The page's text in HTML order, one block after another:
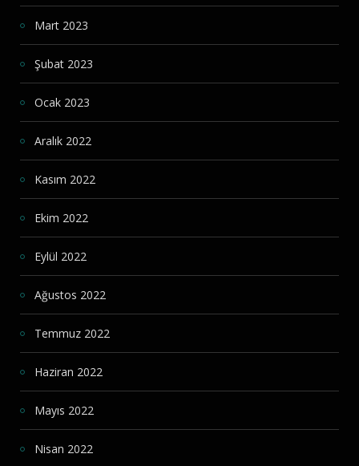
Mart 2023
Şubat 2023
Ocak 2023
Aralık 2022
Kasım 2022
Ekim 2022
Eylül 2022
Ağustos 2022
Temmuz 2022
Haziran 2022
Mayıs 2022
Nisan 2022